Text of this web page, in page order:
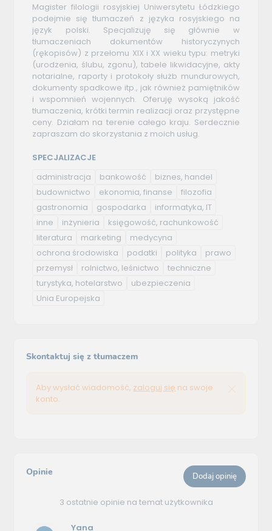
Magister filologii rosyjskiej Uniwersytetu Łódzkiego
podejmie się tłumaczeń z języka rosyjskiego na
język polski. Specjalizuję się głównie w
tłumaczeniach dokumentów historyczynych
(rękopisów) z przełomu XIX i XX wieku typu: metryki
(urodzenia, ślubu, zgonu), tabele likwidacyjne, akty
notarialne, raporty i protokoły służb mundurowych,
dokumenty spadkowe itp., jak również pamiętników
i wspomnień wojennych. Oferuję wysoką jakość
tłumaczenia, krótki termin realizacji oraz przystępne
ceny. Działam na terenie całego kraju. Serdecznie
zapraszam do skorzystania z moich usług.
SPECJALIZACJE
administracja
bankowość
biznes, handel
budownictwo
ekonomia, finanse
filozofia
gastronomia
gospodarka
informatyka, IT
inne
inżynieria
księgowość, rachunkowość
literatura
marketing
medycyna
ochrona środowiska
podatki polityka
prawo
przemysł
rolnictwo, leśnictwo
techniczne
turystyka, hotelarstwo
ubezpieczenia
Unia Europejska
Skontaktuj się z tłumaczem
Aby wysłać wiadomość, zaloguj się na swoje
konto.
Opinie Dodaj opinię
3 ostatnie opinie na temat użytkownika
Yana